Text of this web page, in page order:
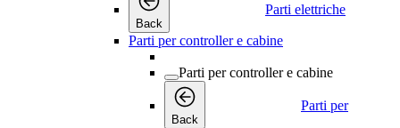
Back
Parti elettriche
Parti per controller e cabine
Parti per controller e cabine
Back
Parti per